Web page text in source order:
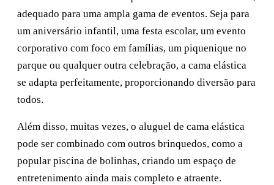
adequado para uma ampla gama de eventos. Seja para
um aniversário infantil, uma festa escolar, um evento
corporativo com foco em famílias, um piquenique no
parque ou qualquer outra celebração, a cama elástica
se adapta perfeitamente, proporcionando diversão para
todos.
Além disso, muitas vezes, o aluguel de cama elástica
pode ser combinado com outros brinquedos, como a
popular piscina de bolinhas, criando um espaço de
entretenimento ainda mais completo e atraente.